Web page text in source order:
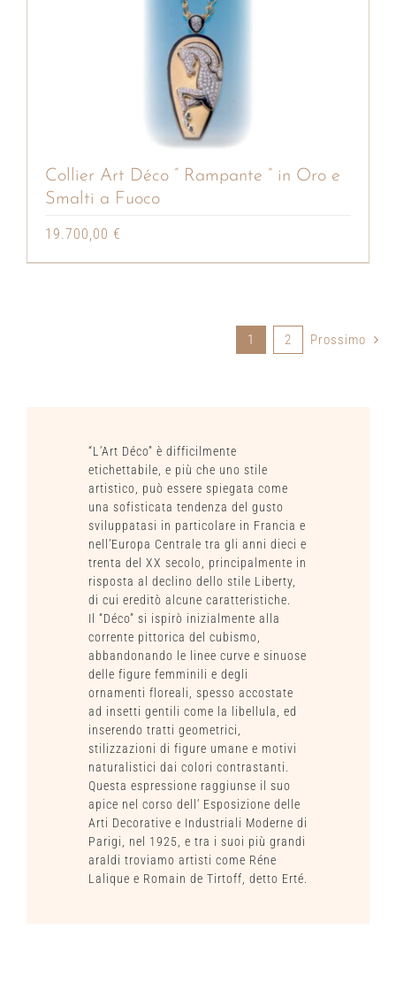
“L’Art Déco” è difficilmente
etichettabile, e più che uno stile
artistico, può essere spiegata come
una sofisticata tendenza del gusto
sviluppatasi in particolare in Francia e
nell’Europa Centrale tra gli anni dieci e
trenta del XX secolo, principalmente in
risposta al declino dello stile Liberty,
di cui ereditò alcune caratteristiche.
Il “Déco” si ispirò inizialmente alla
corrente pittorica del cubismo,
abbandonando le linee curve e sinuose
delle figure femminili e degli
ornamenti floreali, spesso accostate
ad insetti gentili come la libellula, ed
inserendo tratti geometrici,
stilizzazioni di figure umane e motivi
naturalistici dai colori contrastanti.
Questa espressione raggiunse il suo
apice nel corso dell’ Esposizione delle
Arti Decorative e Industriali Moderne di
Parigi, nel 1925, e tra i suoi più grandi
araldi troviamo artisti come Réne
Lalique e Romain de Tirtoff, detto Erté.
Collier Art Déco ” Rampante ” in Oro e
Smalti a Fuoco
19.700,00 €
1 2 Prossimo